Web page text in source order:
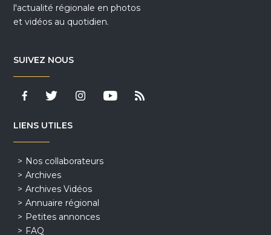
l'actualité régionale en photos
et vidéos au quotidien.
SUIVEZ NOUS
LIENS UTILES
Nos collaborateurs
Archives
Archives Vidéos
Annuaire régional
Petites annonces
FAQ